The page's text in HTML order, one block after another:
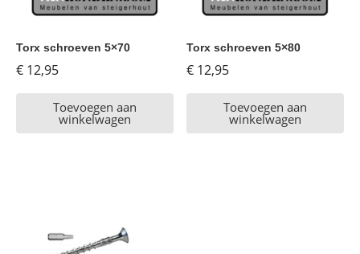
Torx schroeven 5×70
€ 12,95
Toevoegen aan
winkelwagen
Torx schroeven 5×80
€ 12,95
Toevoegen aan
winkelwagen